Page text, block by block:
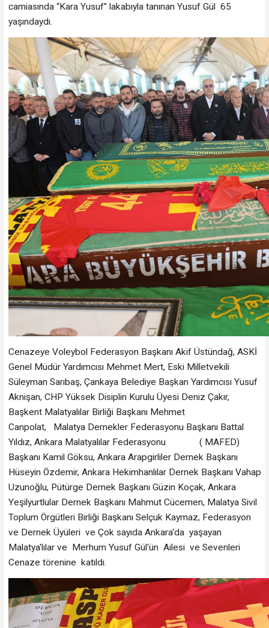
camiasında “Kara Yusuf” lakabıyla tanınan Yusuf Gül 65
yaşındaydı.
Cenazeye Voleybol Federasyon Başkanı Akif Üstündağ, ASKİ
Genel Müdür Yardımcısı Mehmet Mert, Eski Milletvekili
Süleyman Sarıbaş, Çankaya Belediye Başkan Yardımcısı Yusuf
Aknişan, CHP Yüksek Disiplin Kurulu Üyesi Deniz Çakır,
Başkent Malatyalılar Birliği Başkanı Mehmet
Canpolat, Malatya Dernekler Federasyonu Başkanı Battal
Yıldız, Ankara Malatyalılar Federasyonu ( MAFED)
Başkanı Kamil Göksu, Ankara Arapgirliler Dernek Başkanı
Hüseyin Özdemir, Ankara Hekimhanlılar Dernek Başkanı Vahap
Uzunoğlu, Pütürge Dernek Başkanı Güzin Koçak, Ankara
Yeşilyurtlular Dernek Başkanı Mahmut Cücemen, Malatya Sivil
Toplum Örgütleri Birliği Başkanı Selçuk Kaymaz, Federasyon
ve Dernek Üyüleri ve Çok sayıda Ankara'da yaşayan
Malatya'lılar ve Merhum Yusuf Gül'ün Ailesi ve Sevenleri
Cenaze törenine katıldı.